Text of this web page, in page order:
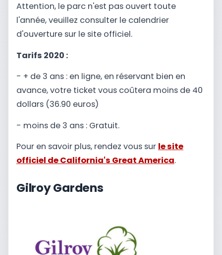
Attention, le parc n'est pas ouvert toute
l'année, veuillez consulter le calendrier
d'ouverture sur le site officiel.
Tarifs 2020 :
- + de 3 ans : en ligne, en réservant bien en
avance, votre ticket vous coûtera moins de 40
dollars (36.90 euros)
- moins de 3 ans : Gratuit.
Pour en savoir plus, rendez vous sur le site
officiel de California's Great America.
Gilroy Gardens